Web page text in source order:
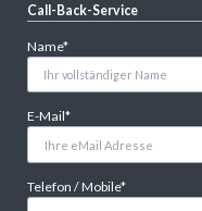
Call-Back-Service
Pflichtfeld
Name*
Pflichtfeld
E-Mail*
Pflichtfeld
Telefon / Mobile*